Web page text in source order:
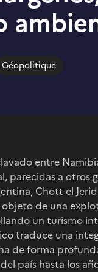
Géopolitique
entre
parecidas a otros
Chott el
objeto de una
un turismo
traduce una
de forma
país hasta los